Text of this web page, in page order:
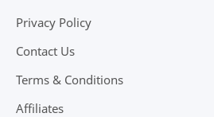
Privacy Policy
Contact Us
Terms & Conditions
Affiliates